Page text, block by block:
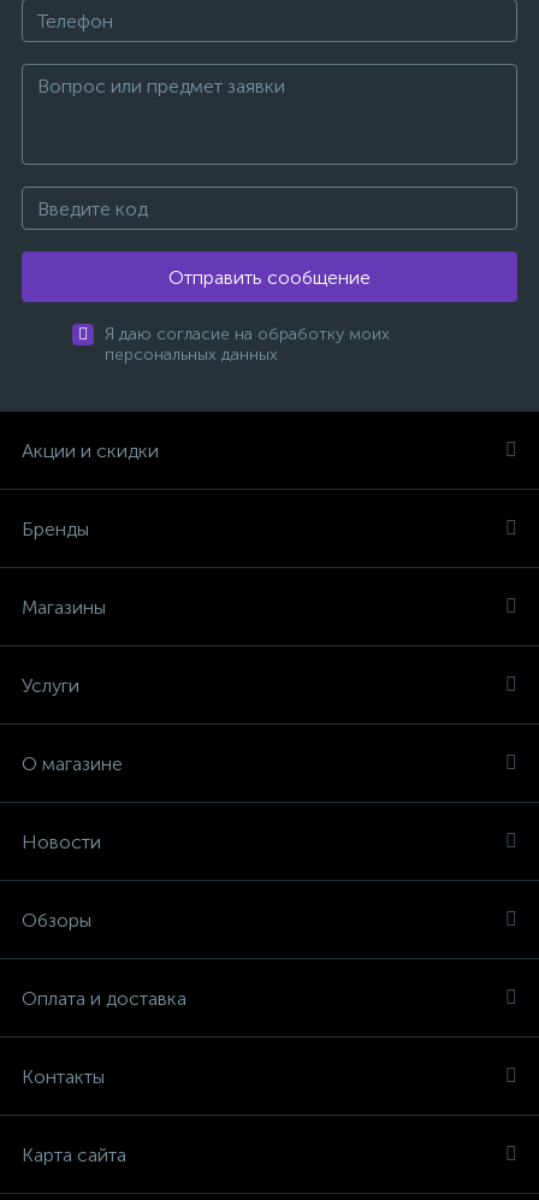
Отправить сообщение
Я даю согласие на обработку моих
персональных данных
Акции и скидки
Бренды
Магазины
Услуги
О магазине
Новости
Обзоры
Оплата и доставка
Контакты
Карта сайта